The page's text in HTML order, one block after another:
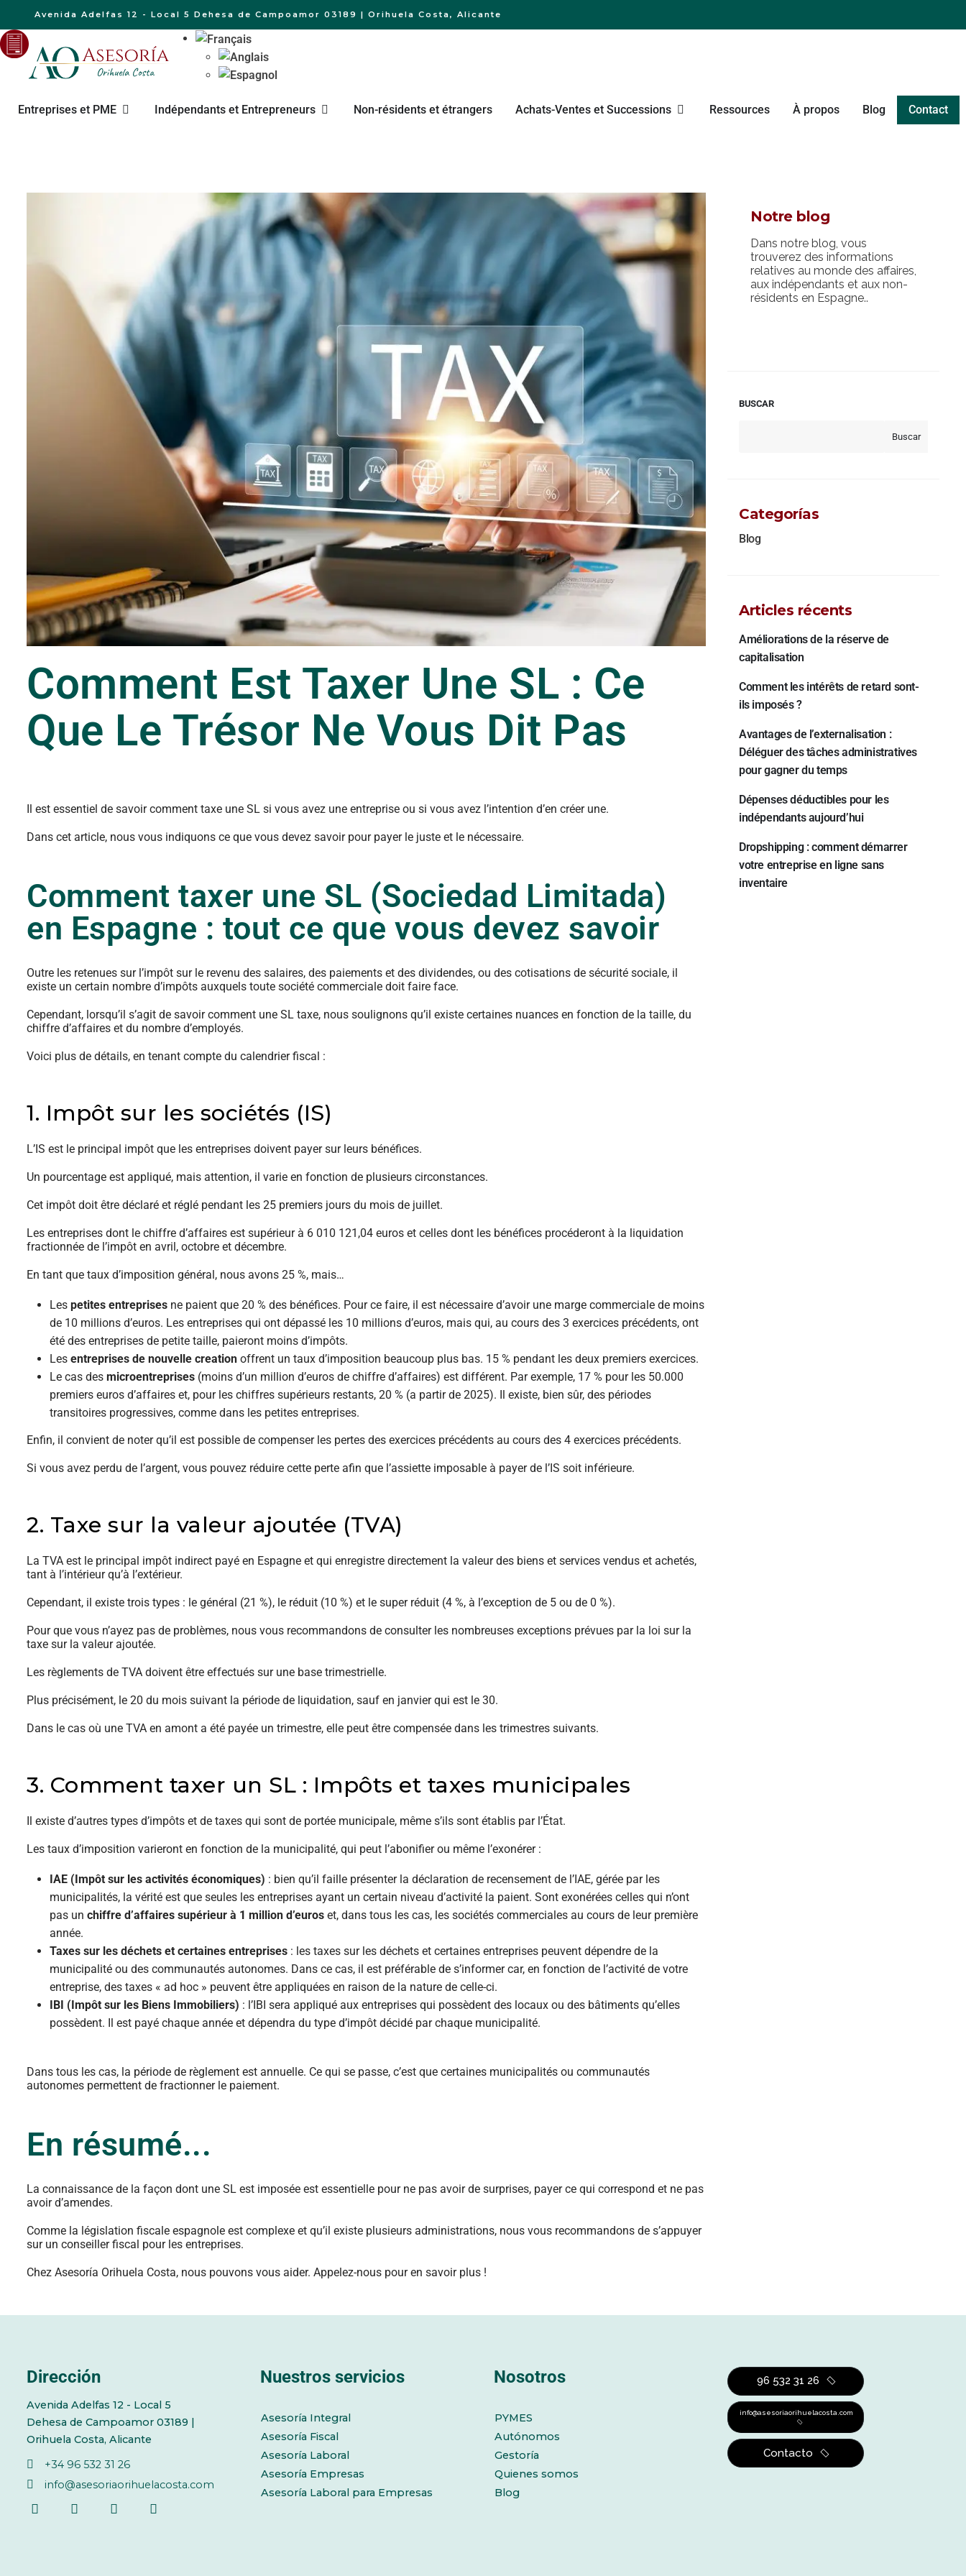
Avenida Adelfas 12 - Local 5 Dehesa de Campoamor 03189 | Orihuela Costa, Alicante
Entreprises et PME Indépendants et Entrepreneurs Non-résidents et étrangers Achats-Ventes et Successions Ressources À propos Blog Contact
Comment Est Taxer Une SL : Ce
Que Le Trésor Ne Vous Dit Pas
Il est essentiel de savoir comment taxe une SL si vous avez une entreprise ou si vous avez l’intention d’en créer une.
Dans cet article, nous vous indiquons ce que vous devez savoir pour payer le juste et le nécessaire.
Comment taxer une SL (Sociedad Limitada)
en Espagne : tout ce que vous devez savoir
Outre les retenues sur l’impôt sur le revenu des salaires, des paiements et des dividendes, ou des cotisations de sécurité sociale, il
existe un certain nombre d’impôts auxquels toute société commerciale doit faire face.
Cependant, lorsqu’il s’agit de savoir comment une SL taxe, nous soulignons qu’il existe certaines nuances en fonction de la taille, du
chiffre d’affaires et du nombre d’employés.
Voici plus de détails, en tenant compte du calendrier fiscal :
1. Impôt sur les sociétés (IS)
L’IS est le principal impôt que les entreprises doivent payer sur leurs bénéfices.
Un pourcentage est appliqué, mais attention, il varie en fonction de plusieurs circonstances.
Cet impôt doit être déclaré et réglé pendant les 25 premiers jours du mois de juillet.
Les entreprises dont le chiffre d’affaires est supérieur à 6 010 121,04 euros et celles dont les bénéfices procéderont à la liquidation
fractionnée de l’impôt en avril, octobre et décembre.
En tant que taux d’imposition général, nous avons 25 %, mais…
Les petites entreprises ne paient que 20 % des bénéfices. Pour ce faire, il est nécessaire d’avoir une marge commerciale de moins
de 10 millions d’euros. Les entreprises qui ont dépassé les 10 millions d’euros, mais qui, au cours des 3 exercices précédents, ont
été des entreprises de petite taille, paieront moins d’impôts.
Les entreprises de nouvelle creation offrent un taux d’imposition beaucoup plus bas. 15 % pendant les deux premiers exercices.
Le cas des microentreprises (moins d’un million d’euros de chiffre d’affaires) est différent. Par exemple, 17 % pour les 50.000
premiers euros d’affaires et, pour les chiffres supérieurs restants, 20 % (a partir de 2025). Il existe, bien sûr, des périodes
transitoires progressives, comme dans les petites entreprises.
Enfin, il convient de noter qu’il est possible de compenser les pertes des exercices précédents au cours des 4 exercices précédents.
Si vous avez perdu de l’argent, vous pouvez réduire cette perte afin que l’assiette imposable à payer de l’IS soit inférieure.
2. Taxe sur la valeur ajoutée (TVA)
La TVA est le principal impôt indirect payé en Espagne et qui enregistre directement la valeur des biens et services vendus et achetés,
tant à l’intérieur qu’à l’extérieur.
Cependant, il existe trois types : le général (21 %), le réduit (10 %) et le super réduit (4 %, à l’exception de 5 ou de 0 %).
Pour que vous n’ayez pas de problèmes, nous vous recommandons de consulter les nombreuses exceptions prévues par la loi sur la
taxe sur la valeur ajoutée.
Les règlements de TVA doivent être effectués sur une base trimestrielle.
Plus précisément, le 20 du mois suivant la période de liquidation, sauf en janvier qui est le 30.
Dans le cas où une TVA en amont a été payée un trimestre, elle peut être compensée dans les trimestres suivants.
3. Comment taxer un SL : Impôts et taxes municipales
Il existe d’autres types d’impôts et de taxes qui sont de portée municipale, même s’ils sont établis par l’État.
Les taux d’imposition varieront en fonction de la municipalité, qui peut l’abonifier ou même l’exonérer :
IAE (Impôt sur les activités économiques) : bien qu’il faille présenter la déclaration de recensement de l’IAE, gérée par les
municipalités, la vérité est que seules les entreprises ayant un certain niveau d’activité la paient. Sont exonérées celles qui n’ont
pas un chiffre d’affaires supérieur à 1 million d’euros et, dans tous les cas, les sociétés commerciales au cours de leur première
année.
Taxes sur les déchets et certaines entreprises : les taxes sur les déchets et certaines entreprises peuvent dépendre de la
municipalité ou des communautés autonomes. Dans ce cas, il est préférable de s’informer car, en fonction de l’activité de votre
entreprise, des taxes « ad hoc » peuvent être appliquées en raison de la nature de celle-ci.
IBI (Impôt sur les Biens Immobiliers) : l’IBI sera appliqué aux entreprises qui possèdent des locaux ou des bâtiments qu’elles
possèdent. Il est payé chaque année et dépendra du type d’impôt décidé par chaque municipalité.
Dans tous les cas, la période de règlement est annuelle. Ce qui se passe, c’est que certaines municipalités ou communautés
autonomes permettent de fractionner le paiement.
En résumé...
La connaissance de la façon dont une SL est imposée est essentielle pour ne pas avoir de surprises, payer ce qui correspond et ne pas
avoir d’amendes.
Comme la législation fiscale espagnole est complexe et qu’il existe plusieurs administrations, nous vous recommandons de s’appuyer
sur un conseiller fiscal pour les entreprises.
Chez Asesoría Orihuela Costa, nous pouvons vous aider. Appelez-nous pour en savoir plus !
Notre blog
Dans notre blog, vous
trouverez des informations
relatives au monde des affaires,
aux indépendants et aux non-
résidents en Espagne..
BUSCAR
Buscar
Categorías
Blog
Articles récents
Améliorations de la réserve de
capitalisation
Comment les intérêts de retard sont-
ils imposés ?
Avantages de l’externalisation :
Déléguer des tâches administratives
pour gagner du temps
Dépenses déductibles pour les
indépendants aujourd’hui
Dropshipping : comment démarrer
votre entreprise en ligne sans
inventaire
Dirección
Avenida Adelfas 12 - Local 5
Dehesa de Campoamor 03189 |
Orihuela Costa, Alicante
+34 96 532 31 26
info@asesoriaorihuelacosta.com
Nuestros servicios
Asesoría Integral
Asesoría Fiscal
Asesoría Laboral
Asesoría Empresas
Asesoría Laboral para Empresas
Nosotros
PYMES
Autónomos
Gestoría
Quienes somos
Blog
96 532 31 26
info@asesoriaorihuelacosta.com
Contacto